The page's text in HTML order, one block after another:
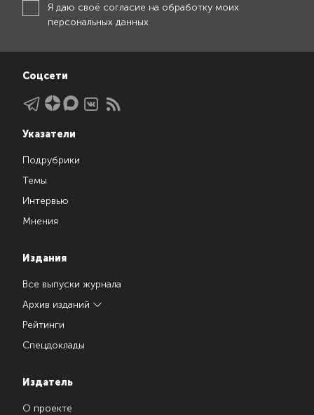
Я даю своё согласие на обработку моих
персональных данных
Соцсети
Указатели
Подрубрики
Темы
Интервью
Мнения
Издания
Все выпуски журнала
Архив изданий
Рейтинги
Спецдоклады
Издатель
О проекте